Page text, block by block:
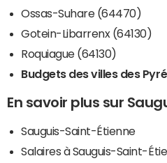
Ossas-Suhare (64470)
Gotein-Libarrenx (64130)
Roquiague (64130)
Budgets des villes des
En savoir plus sur
Sauguis-Saint-Étienne
Salaires à Sauguis-Saint-